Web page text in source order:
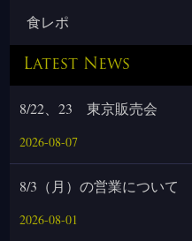
食レポ
Latest News
8/22、23 東京販売会
2026-08-07
8/3（月）の営業について
2026-08-01